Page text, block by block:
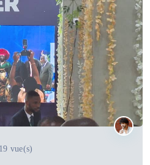
vue(s)